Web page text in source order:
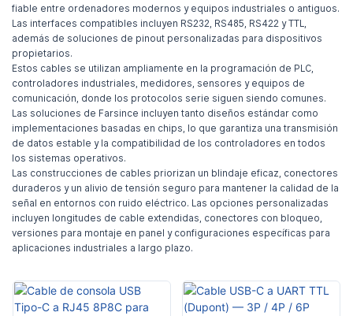
fiable entre ordenadores modernos y equipos industriales o antiguos.
Las interfaces compatibles incluyen RS232, RS485, RS422 y TTL,
además de soluciones de pinout personalizadas para dispositivos
propietarios.
Estos cables se utilizan ampliamente en la programación de PLC,
controladores industriales, medidores, sensores y equipos de
comunicación, donde los protocolos serie siguen siendo comunes.
Las soluciones de Farsince incluyen tanto diseños estándar como
implementaciones basadas en chips, lo que garantiza una transmisión
de datos estable y la compatibilidad de los controladores en todos
los sistemas operativos.
Las construcciones de cables priorizan un blindaje eficaz, conectores
duraderos y un alivio de tensión seguro para mantener la calidad de la
señal en entornos con ruido eléctrico. Las opciones personalizadas
incluyen longitudes de cable extendidas, conectores con bloqueo,
versiones para montaje en panel y configuraciones específicas para
aplicaciones industriales a largo plazo.